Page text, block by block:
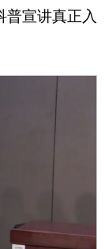
普宣讲真正入